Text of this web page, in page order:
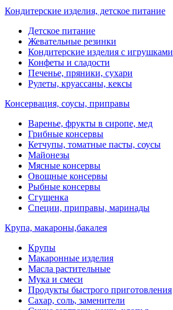
Кондитерские изделия, детское питание
Детское питание
Жевательные резинки
Кондитерские изделия с игрушками
Конфеты и сладости
Печенье, пряники, сухари
Рулеты, круассаны, кексы
Консервация, соусы, приправы
Варенье, фрукты в сиропе, мед
Грибные консервы
Кетчупы, томатные пасты, соусы
Майонезы
Мясные консервы
Овощные консервы
Рыбные консервы
Сгущенка
Специи, приправы, маринады
Крупа, макароны,бакалея
Крупы
Макаронные изделия
Масла растительные
Мука и смеси
Продукты быстрого приготовления
Сахар, соль, заменители